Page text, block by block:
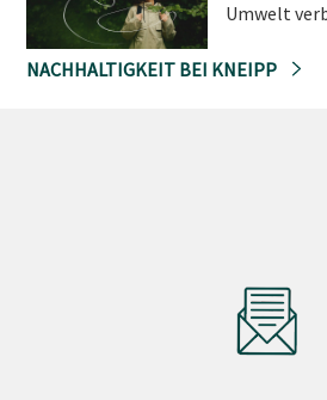
Umwelt
NACHHALTIGKEIT BEI KNEIPP